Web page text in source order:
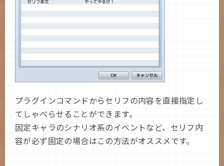
プラグインコマンドからセリフの内容を直接指定し
てしゃべらせることができます。
固定キャラのシナリオ系のイベントなど、セリフ内
容が必ず固定の場合はこの方法がオススメです。